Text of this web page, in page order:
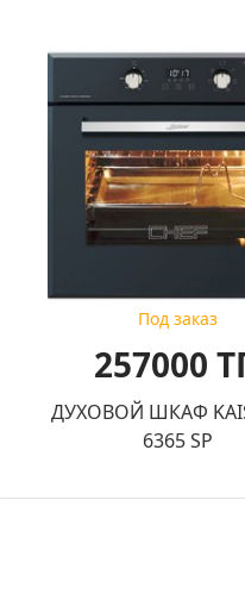
Под заказ
257000
ДУХОВОЙ ШКАФ
6365 SP